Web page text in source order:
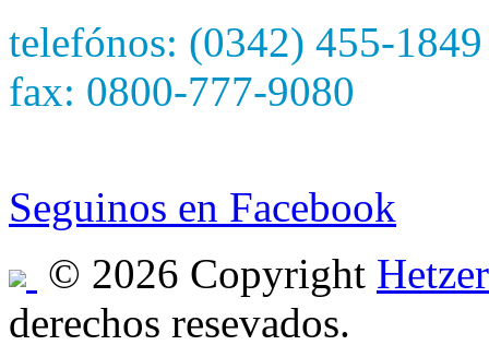
telefónos: (0342) 455-
fax: 0800-777-9080
Seguinos en Facebook
© 2026 Copyright
derechos resevados.